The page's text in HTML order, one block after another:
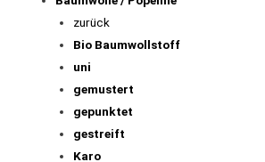
zurück
Bio Baumwollstoff
uni
gemustert
gepunktet
gestreift
Karo